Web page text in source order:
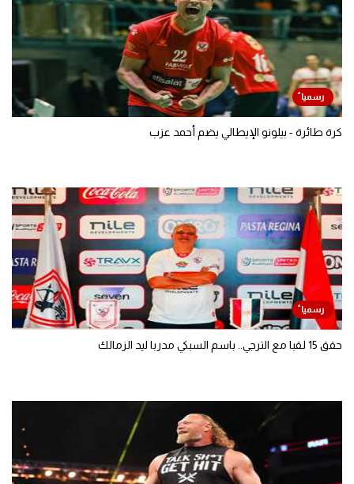
كرة طائرة - بيلونو الإيطالي يضم أحمد عزب
حقق 15 لقبا مع الترجي.. باسم السبكي مدربا ليد الزمالك